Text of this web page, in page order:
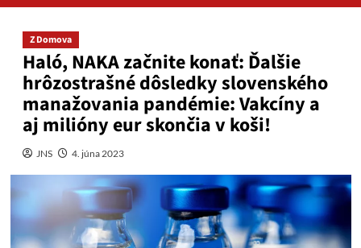
Z Domova
Haló, NAKA začnite konať: Ďalšie
hrôzostrašné dôsledky slovenského
manažovania pandémie: Vakcíny a
aj milióny eur skončia v koši!
JNS 4. júna 2023